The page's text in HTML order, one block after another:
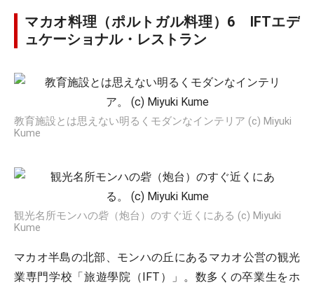
マカオ料理（ポルトガル料理）6 IFTエデ
ュケーショナル・レストラン
教育施設とは思えない明るくモダンなインテリア (c) Miyuki
Kume
観光名所モンハの砦（炮台）のすぐ近くにある (c) Miyuki
Kume
マカオ半島の北部、モンハの丘にあるマカオ公営の観光
業専門学校「旅遊學院（IFT）」。数多くの卒業生をホ